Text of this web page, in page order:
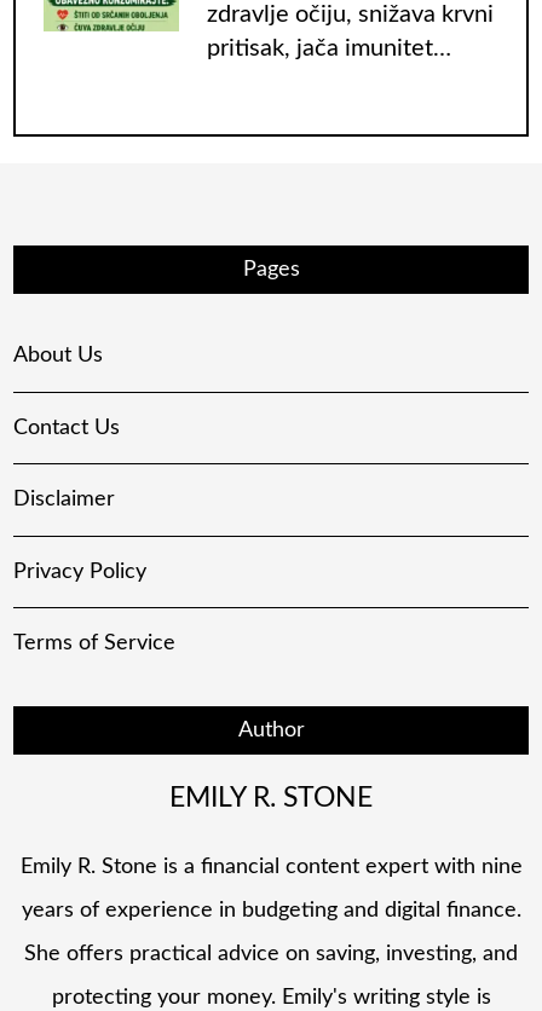
zdravlje očiju, snižava krvni
pritisak, jača imunitet…
Pages
About Us
Contact Us
Disclaimer
Privacy Policy
Terms of Service
Author
EMILY R. STONE
Emily R. Stone is a financial content expert with nine
years of experience in budgeting and digital finance.
She offers practical advice on saving, investing, and
protecting your money. Emily's writing style is